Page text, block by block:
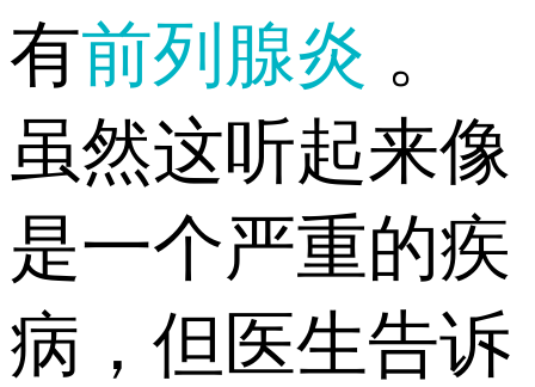
有前列腺炎 。
虽然这听起来像
是一个严重的疾
病，但医生告诉